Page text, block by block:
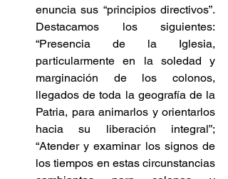
enuncia sus “principios directivos”.
Destacamos los siguientes:
“Presencia de la Iglesia,
particularmente en la soledad y
marginación de los colonos,
llegados de toda la geografía de la
Patria, para animarlos y orientarlos
hacia su liberación integral”;
“Atender y examinar los signos de
los tiempos en estas circunstancias